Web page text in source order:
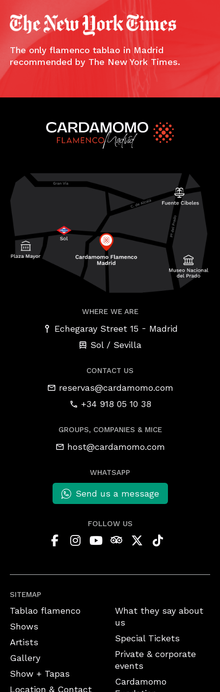
The only flamenco tablao in Madrid
recommended by The New York Times.
SITEMAP
Tablao flamenco
Shows
Artists
Gallery
Show + Tapas
Location & Contact
What they say about
us
Special Tickets
Private & corporate
events
Cardamomo
WHERE WE ARE
Echegaray Street 15 - Madrid
Sol / Sevilla
CONTACT US
reservas@cardamomo.com
+34 918 05 10 38
GROUPS, COMPANIES & MICE
host@cardamomo.com
WHATSAPP
Send us a message
FOLLOW US